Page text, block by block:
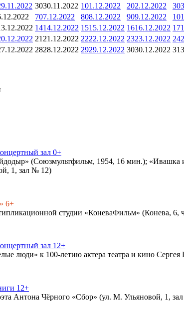
3030.11.2022 101.12.2022 202.12.2022 3
707.12.2022 808.12.2022 909.12.2022 10
1414.12.2022 1515.12.2022 1616.12.2022 17
21 21.12.2022 2222.12.2022 2323.12.2022 24
2828.12.2022 2929.12.2022 3030.12.2022 31
зал 0+
(Союзмультфильм, 1954, 16 мин.); «Ивашка
1, зал № 12)
6+
студии «КоневаФильм» (Конева, 6,
зал 12+
люди» к 100-летию актера театра и кино
12+
Антона Чёрного «Сбор» (ул. М. Ульяновой, 1,